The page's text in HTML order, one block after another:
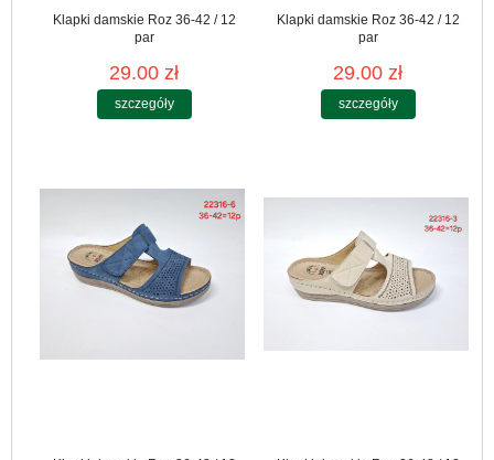
Klapki damskie Roz 36-42 / 12
par
29.00 zł
szczegóły
Klapki damskie Roz 36-42 / 12
par
29.00 zł
szczegóły